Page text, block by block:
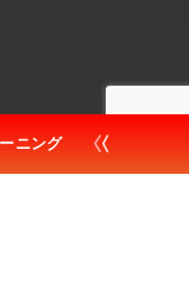
ニング